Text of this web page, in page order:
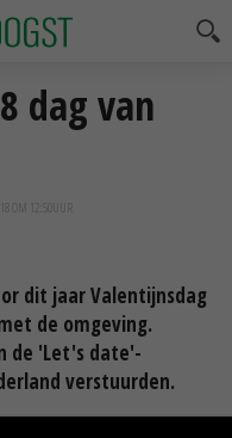
dag van
OM 12:50
dit jaar Valentijnsdag
de omgeving.
de 'Let's date'-
verstuurden.